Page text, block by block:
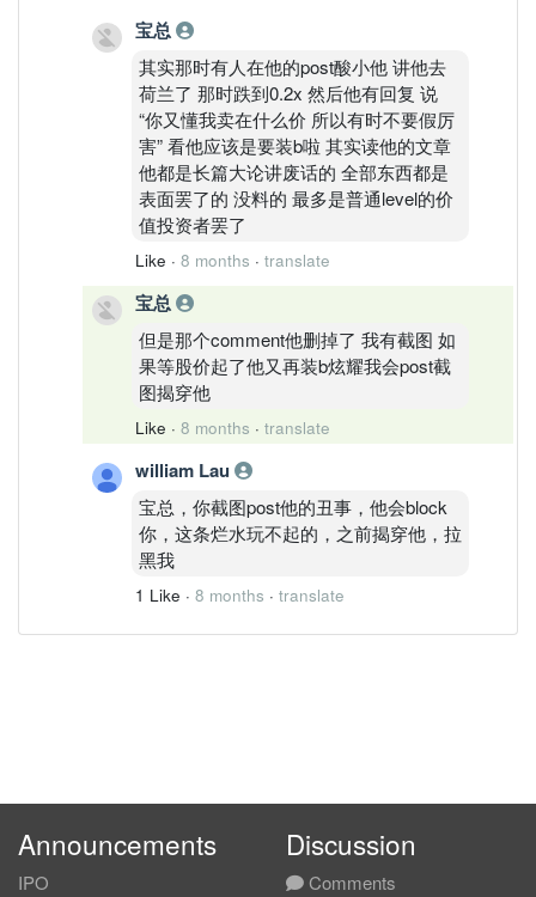
宝总
其实那时有人在他的post酸小他 讲他去
荷兰了 那时跌到0.2x 然后他有回复 说
“你又懂我卖在什么价 所以有时不要假厉
害” 看他应该是要装b啦 其实读他的文章
他都是长篇大论讲废话的 全部东西都是
表面罢了的 没料的 最多是普通level的价
值投资者罢了
Like · 8 months · translate
宝总
但是那个comment他删掉了 我有截图 如
果等股价起了他又再装b炫耀我会post截
图揭穿他
Like · 8 months · translate
william Lau
宝总，你截图post他的丑事，他会block
你，这条烂水玩不起的，之前揭穿他，拉
黑我
1 Like · 8 months · translate
Announcements
IPO
Discussion
Comments